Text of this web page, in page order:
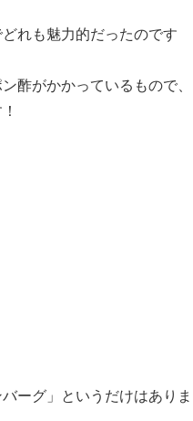
れも魅力的だったのです
酢がかかっているもので、
ーグ」というだけはありま